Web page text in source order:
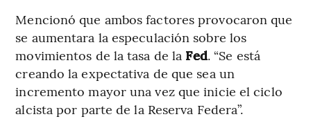
Mencionó que ambos factores provocaron que
se aumentara la especulación sobre los
movimientos de la tasa de la Fed. “Se está
creando la expectativa de que sea un
incremento mayor una vez que inicie el ciclo
alcista por parte de la Reserva Federa”.